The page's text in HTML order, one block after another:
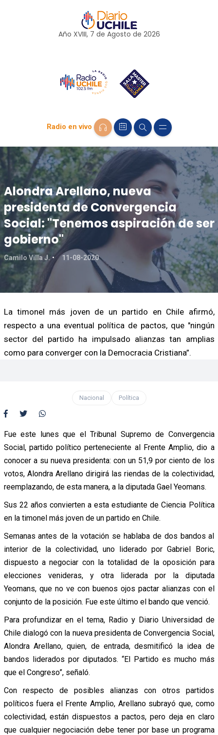
Año XVIII, 7 de Agosto de 2026
Radio en vivo
Alondra Arellano, nueva
presidenta de Convergencia
Social: "Tenemos aspiración de ser
gobierno"
Camilo Villa J. 11-08-2020
La timonel más joven de un partido en Chile afirmó,
respecto a una eventual política de pactos, que "ningún
sector del partido ha impulsado alianzas tan amplias
como para converger con la Democracia Cristiana”.
Nacional Política
Fue este lunes que el Tribunal Supremo de Convergencia
Social, partido político perteneciente al Frente Amplio, dio a
conocer a su nueva presidenta: con un 51,9 por ciento de los
votos, Alondra Arellano dirigirá las riendas de la colectividad,
reemplazando, de esta manera, a la diputada Gael Yeomans.
Sus 22 años convierten a esta estudiante de Ciencia Política
en la timonel más joven de un partido en Chile.
Semanas antes de la votación se hablaba de dos bandos al
interior de la colectividad, uno liderado por Gabriel Boric,
dispuesto a negociar con la totalidad de la oposición para
elecciones venideras, y otra liderada por la diputada
Yeomans, que no ve con buenos ojos pactar alianzas con el
conjunto de la posición. Fue este último el bando que venció.
Para profundizar en el tema, Radio y Diario Universidad de
Chile dialogó con la nueva presidenta de Convergencia Social,
Alondra Arellano, quien, de entrada, desmitificó la idea de
bandos liderados por diputados. “El Partido es mucho más
que el Congreso”, señaló.
Con respecto de posibles alianzas con otros partidos
políticos fuera el Frente Amplio, Arellano subrayó que, como
colectividad, están dispuestos a pactos, pero deja en claro
que cualquier negociación debe tener por base un programa